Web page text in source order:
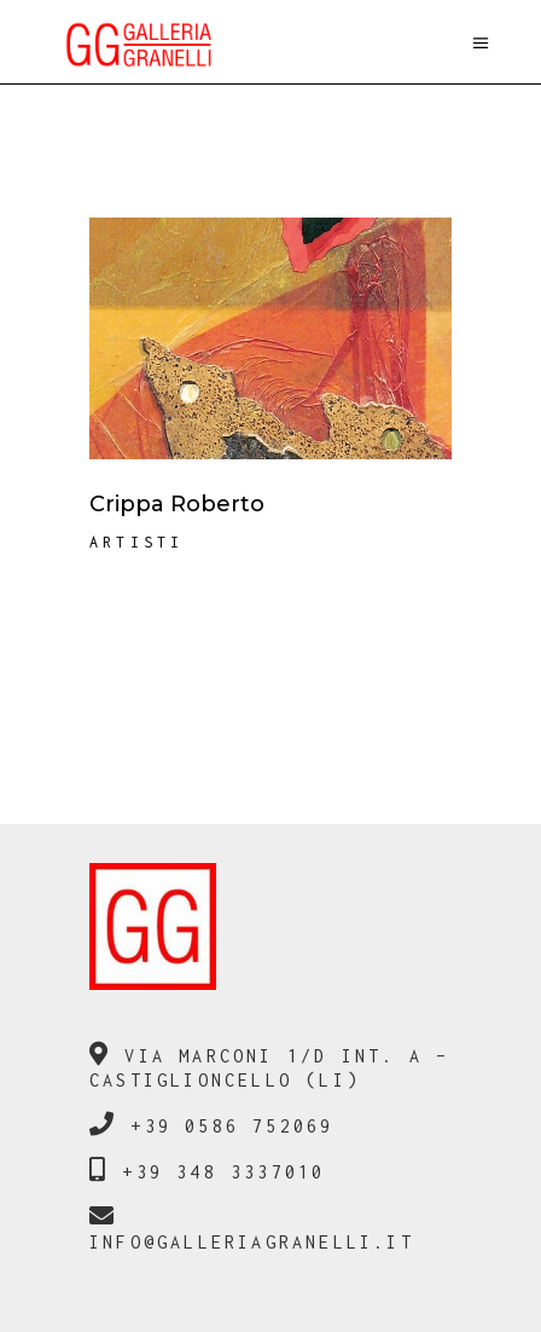
Crippa Roberto
ARTISTI
VIA MARCONI 1/D INT. A –
CASTIGLIONCELLO (LI)
+39 0586 752069
+39 348 3337010
INFO@GALLERIAGRANELLI.IT